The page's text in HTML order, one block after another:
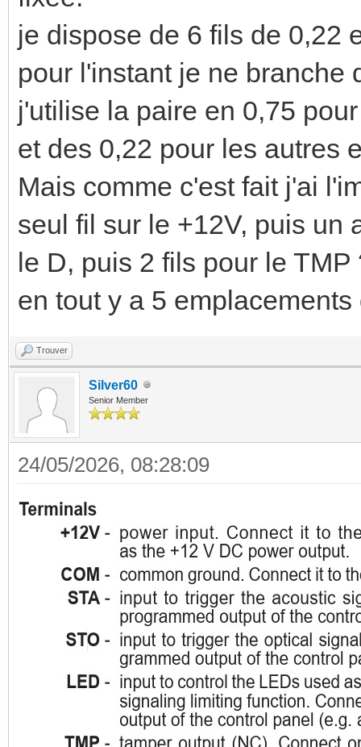
je dispose de 6 fils de 0,22
pour l'instant je ne branche
j'utilise la paire en 0,75
et des 0,22 pour les autres
Mais comme c'est fait j'ai
seul fil sur le +12V, puis un
le D, puis 2 fils pour le TMP
en tout y a 5
Trouver
Silver60
Senior Member
24/05/2026, 08:28:09